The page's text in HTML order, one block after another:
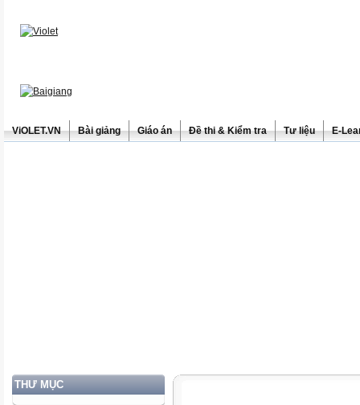
ViOLET.VN Bài giảng Giáo án Đề thi & Kiểm tra Tư liệu E-
THƯ MỤC